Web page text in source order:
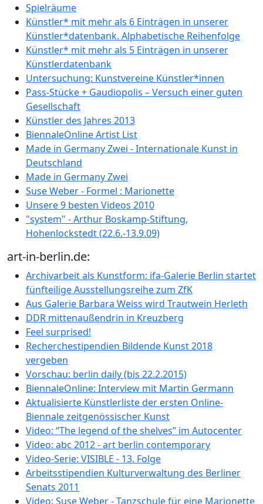
Spielräume
Künstler* mit mehr als 6 Einträgen in unserer
Künstler*datenbank. Alphabetische Reihenfolge
Künstler* mit mehr als 5 Einträgen in unserer
Künstlerdatenbank
Untersuchung: Kunstvereine Künstler*innen
Pass-Stücke + Gaudiopolis – Versuch einer guten
Gesellschaft
Künstler des Jahres 2013
BiennaleOnline Artist List
Made in Germany Zwei - Internationale Kunst in
Deutschland
Made in Germany Zwei
Suse Weber - Formel : Marionette
Unsere 9 besten Videos 2010
"system" - Arthur Boskamp-Stiftung,
Hohenlockstedt (22.6.-13.9.09)
art-in-berlin.de:
Archivarbeit als Kunstform: ifa-Galerie Berlin startet
fünfteilige Ausstellungsreihe zum ZfK
Aus Galerie Barbara Weiss wird Trautwein Herleth
DDR mittenaußendrin in Kreuzberg
Feel surprised!
Recherchestipendien Bildende Kunst 2018
vergeben
Vorschau: berlin daily (bis 22.2.2015)
BiennaleOnline: Interview mit Martin Germann
Aktualisierte Künstlerliste der ersten Online-
Biennale zeitgenössischer Kunst
Video: “The legend of the shelves” im Autocenter
Video: abc 2012 - art berlin contemporary
Video-Serie: VISIBLE - 13. Folge
Arbeitsstipendien Kulturverwaltung des Berliner
Senats 2011
Video: Suse Weber - Tanzschule für eine Marionette